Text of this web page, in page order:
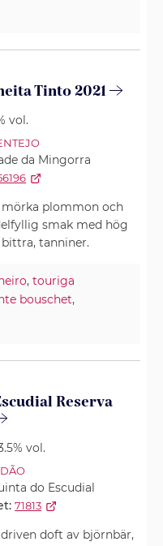
Tinto 2021
vol.
da Mingorra
plommon och
smak med hög
tanniner.
,touriga
bouschet,
Reserva
vol.
DÃO
do Escudial
71813
doft av björnbär,